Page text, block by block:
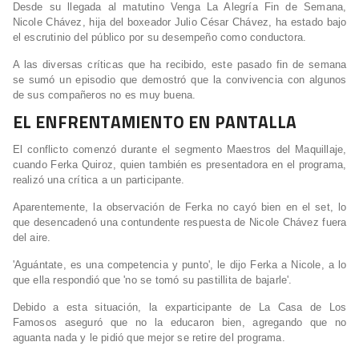
Desde su llegada al matutino Venga La Alegría Fin de Semana,
Nicole Chávez, hija del boxeador Julio César Chávez, ha estado bajo
el escrutinio del público por su desempeño como conductora.
A las diversas críticas que ha recibido, este pasado fin de semana
se sumó un episodio que demostró que la convivencia con algunos
de sus compañeros no es muy buena.
EL ENFRENTAMIENTO EN PANTALLA
El conflicto comenzó durante el segmento Maestros del Maquillaje,
cuando Ferka Quiroz, quien también es presentadora en el programa,
realizó una crítica a un participante.
Aparentemente, la observación de Ferka no cayó bien en el set, lo
que desencadenó una contundente respuesta de Nicole Chávez fuera
del aire.
'Aguántate, es una competencia y punto', le dijo Ferka a Nicole, a lo
que ella respondió que 'no se tomó su pastillita de bajarle'.
Debido a esta situación, la exparticipante de La Casa de Los
Famosos aseguró que no la educaron bien, agregando que no
aguanta nada y le pidió que mejor se retire del programa.